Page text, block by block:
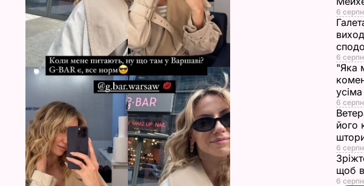
6
6
"Яка
усіма
6
його
6
щоб
6